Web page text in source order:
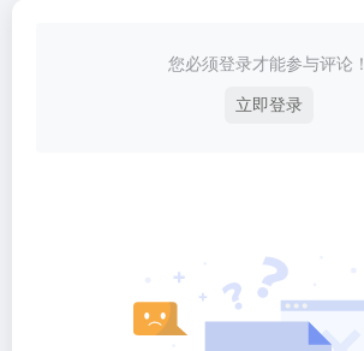
您必须登录才能参与评论！
立即登录